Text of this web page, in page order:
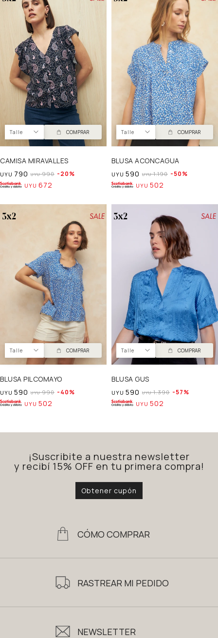
Talle COMPRAR
CAMISA MIRAVALLES
UYU 790 UYU 990 20
UYU 672
Talle COMPRAR
BLUSA ACONCAGUA
UYU 590 UYU 1.190 50
UYU 502
Talle COMPRAR
BLUSA PILCOMAYO
UYU 590 UYU 990 40
UYU 502
Talle COMPRAR
BLUSA GUS
UYU 590 UYU 1.390 57
UYU 502
¡Suscribite a nuestra newsletter
y recibí 15% OFF en tu primera compra!
Obtener cupón
CÓMO COMPRAR
RASTREAR MI PEDIDO
NEWSLETTER